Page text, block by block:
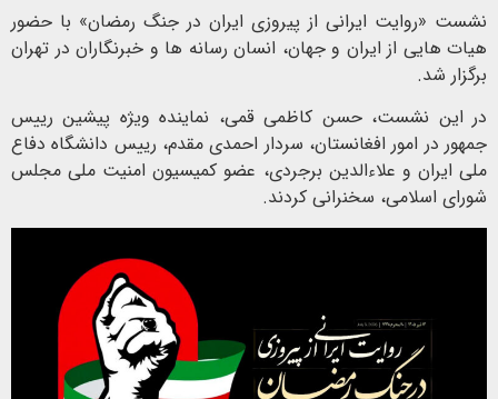
نشست «روایت ایرانی از پیروزی ایران در جنگ رمضان» با حضور
هیات هایی از ایران و جهان، انسان رسانه ها و خبرنگاران در تهران
برگزار شد.
در این نشست، حسن کاظمی قمی، نماینده ویژه پیشین رییس
جمهور در امور افغانستان، سردار احمدی مقدم، رییس دانشگاه دفاع
ملی ایران و علاءالدین برجردی، عضو کمیسیون امنیت ملی مجلس
شورای اسلامی، سخنرانی کردند.